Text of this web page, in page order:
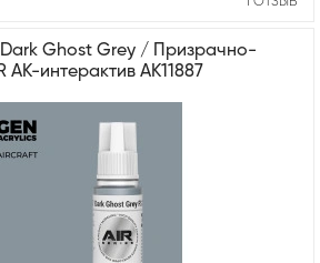
Ghost Grey / Призрачно-
АК-интерактив AK11887